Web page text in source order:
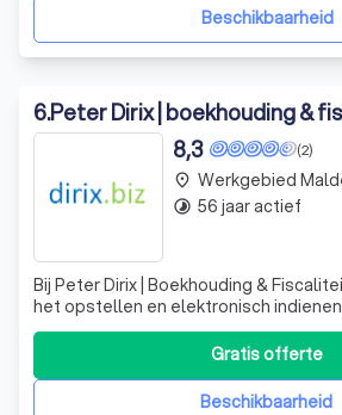
Beschikbaarheid
6.Peter Dirix | boekhouding &
(2)
8,3
Bij Peter Dirix | Boekhouding &
het opstellen en elektronisch
aangiften, Intracommunautaire
meer. We bieden deskundig advies
de toepassing van BTW bij uitgaande
Daarnaast staan we u bij tijdens c
Beschikbaarheid
Gratis offerte
place Werkgebied
timelapse 56 jaar actief